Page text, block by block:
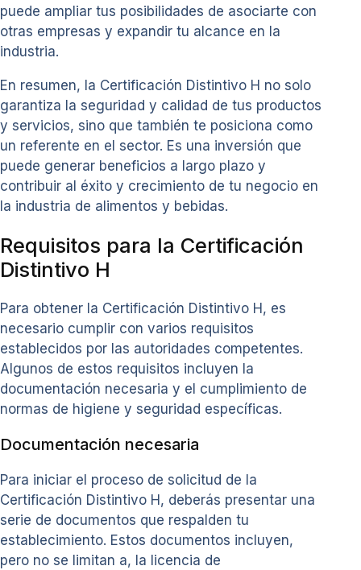
puede ampliar tus posibilidades de asociarte con
otras empresas y expandir tu alcance en la
industria.
En resumen, la Certificación Distintivo H no solo
garantiza la seguridad y calidad de tus productos
y servicios, sino que también te posiciona como
un referente en el sector. Es una inversión que
puede generar beneficios a largo plazo y
contribuir al éxito y crecimiento de tu negocio en
la industria de alimentos y bebidas.
Requisitos para la Certificación
Distintivo H
Para obtener la Certificación Distintivo H, es
necesario cumplir con varios requisitos
establecidos por las autoridades competentes.
Algunos de estos requisitos incluyen la
documentación necesaria y el cumplimiento de
normas de higiene y seguridad específicas.
Documentación necesaria
Para iniciar el proceso de solicitud de la
Certificación Distintivo H, deberás presentar una
serie de documentos que respalden tu
establecimiento. Estos documentos incluyen,
pero no se limitan a, la licencia de